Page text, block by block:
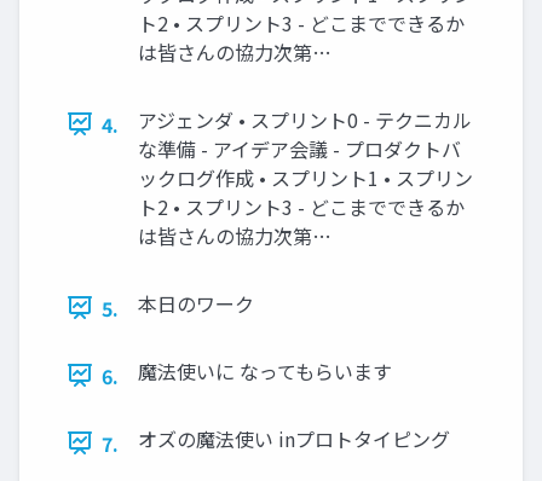
ト2 • スプリント3 - どこまでできるか
は皆さんの協力次第…
4.
アジェンダ • スプリント0 - テクニカル
な準備 - アイデア会議 - プロダクトバ
ックログ作成 • スプリント1 • スプリン
ト2 • スプリント3 - どこまでできるか
は皆さんの協力次第…
5. 本日のワーク
6. 魔法使いに なってもらいます
7. オズの魔法使い inプロトタイピング